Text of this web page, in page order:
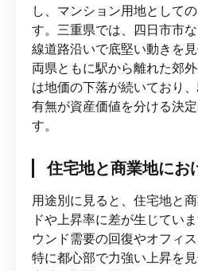
し、マンション用地として
す。三重県では、四日市市
線道路沿いで底堅い動きを
両県ともに駅から離れた郊
は地価の下落が続いており
有無が資産価値を分ける決
す。
住宅地と商業地にお
用途別に見ると、住宅地と
ドや上昇率に差が生じてい
ウンド需要の回復やオフィ
特に都心部で力強い上昇を